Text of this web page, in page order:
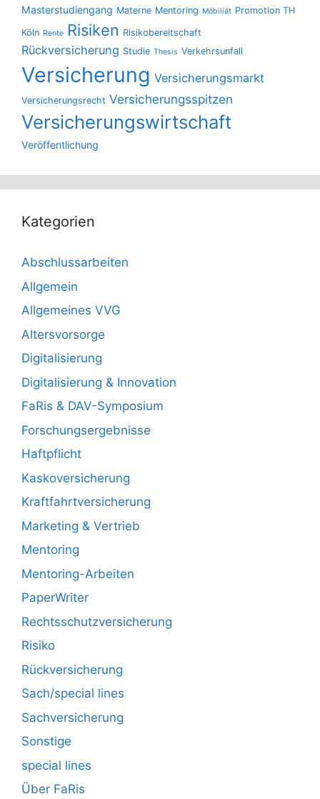
Masterstudiengang Materne Mentoring Möbiliät Promotion TH
Köln Rente Risiken Risikobereitschaft
Rückversicherung Studie Thesis Verkehrsunfall
Versicherung Versicherungsmarkt
Versicherungsrecht Versicherungsspitzen
Versicherungswirtschaft
Veröffentlichung
Kategorien
Abschlussarbeiten
Allgemein
Allgemeines VVG
Altersvorsorge
Digitalisierung
Digitalisierung & Innovation
FaRis & DAV-Symposium
Forschungsergebnisse
Haftpflicht
Kaskoversicherung
Kraftfahrtversicherung
Marketing & Vertrieb
Mentoring
Mentoring-Arbeiten
PaperWriter
Rechtsschutzversicherung
Risiko
Rückversicherung
Sach/special lines
Sachversicherung
Sonstige
special lines
Über FaRis